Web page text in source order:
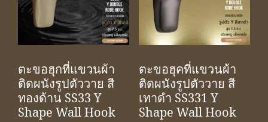
ตะขอฮุกที่แขวนผ้า
ติดผนังรูปตัววาย สี
ทองด้าน SS33 Y
Shape Wall Hook
ตะขอฮุคที่แขวนผ้า
ติดผนังรูปตัววาย สี
เทาดำ SS331 Y
Shape Wall Hook